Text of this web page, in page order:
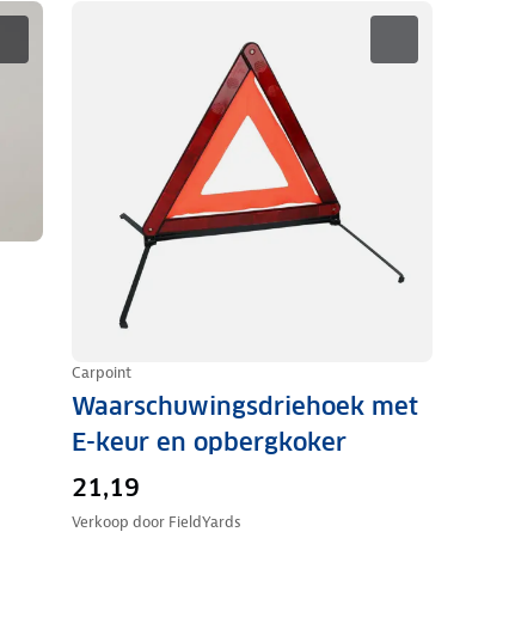
Carpoint
Waarschuwingsdriehoek met
E-keur en opbergkoker
21,19
Verkoop door FieldYards